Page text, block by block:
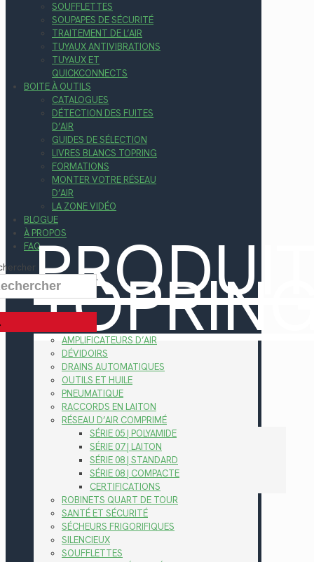
SOUFFLETTES
SOUPAPES DE SÉCURITÉ
TRAITEMENT DE L’AIR
TUYAUX ANTIVIBRATIONS
TUYAUX ET
QUICKCONNECTS
BOITE À OUTILS
CATALOGUES
DÉTECTION DES FUITES
D’AIR
GUIDES DE SÉLECTION
LIVRES BLANCS TOPRING
FORMATIONS
MONTER VOTRE RÉSEAU
D’AIR
LA ZONE VIDÉO
BLOGUE
À PROPOS
FAQ
AMPLIFICATEURS D’AIR
DÉVIDOIRS
DRAINS AUTOMATIQUES
OUTILS ET HUILE
PNEUMATIQUE
RACCORDS EN LAITON
RÉSEAU D’AIR COMPRIMÉ
SÉRIE 05 | POLYAMIDE
SÉRIE 07 | LAITON
SÉRIE 08 | STANDARD
SÉRIE 08 | COMPACTE
CERTIFICATIONS
ROBINETS QUART DE TOUR
SANTÉ ET SÉCURITÉ
SÉCHEURS FRIGORIFIQUES
SILENCIEUX
SOUFFLETTES